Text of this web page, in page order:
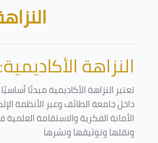
النزاهة الأكاديمية:
تعتبر النزاهة الأكاديمية مبدئا
داخل جامعة الطائف وعبر الأنظمة
الأمانة الفكرية والاستقامة
ونقلها وتوثيقها ونشرها